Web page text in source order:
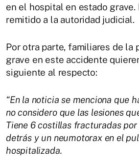
en el hospital en estado grave.
remitido a la autoridad judicial.
Por otra parte, familiares de la
grave en este accidente
siguiente al respecto:
“En la noticia se menciona que
no considero que las lesiones
Tiene 6 costillas fracturadas
detrás y un neumotorax en el
hospitalizada.